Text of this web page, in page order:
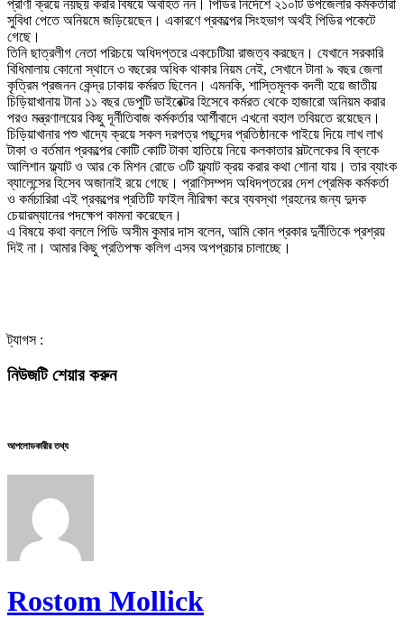
প্রাণী ক্রয়ে নয়ছয় করার বিষয়ে অবহিত নন। পিডির নির্দেশে ২১০টি উপজেলার কর্মকর্তারা
সুবিধা পেতে অনিয়মে জড়িয়েছেন। একারণে প্রকল্পের সিংহভাগ অর্থই পিডির পকেটে
গেছে।
তিনি ছাত্রলীগ নেতা পরিচয়ে অধিদপ্তরে একচেটিয়া রাজত্ব করছেন। যেখানে সরকারি
বিধিমালায় কোনো স্থানে ৩ বছরের অধিক থাকার নিয়ম নেই, সেখানে টানা ৯ বছর জেলা
কৃত্রিম প্রজনন কেন্দ্র ঢাকায় কর্মরত ছিলেন। এমনকি, শাস্তিমূলক বদলী হয়ে জাতীয়
চিড়িয়াখানায় টানা ১১ বছর ডেপুটি ডাইরেক্টর হিসেবে কর্মরত থেকে হাজারো অনিয়ম করার
পরও মন্ত্রণালয়ের কিছু দূর্নীতিবাজ কর্মকর্তার আর্শীবাদে এখনো বহাল তবিয়তে রয়েছেন।
চিড়িয়াখানার পশু খাদ্যে ক্রয়ে সকল দরপত্র পছন্দের প্রতিষ্ঠানকে পাইয়ে দিয়ে লাখ লাখ
টাকা ও বর্তমান প্রকল্পের কোটি কোটি টাকা হাতিয়ে নিয়ে কলকাতার সল্টলেকের বি ব্লকে
আলিশান ফ্ল্যাট ও আর কে মিশন রোডে ৩টি ফ্ল্যাট ক্রয় করার কথা শোনা যায়। তার ব্যাংক
ব্যালেন্সের হিসেব অজানাই রয়ে গেছে। প্রাণিসম্পদ অধিদপ্তরের দেশ প্রেমিক কর্মকর্তা
ও কর্মচারিরা এই প্রকল্পের প্রতিটি ফাইল নীরিক্ষা করে ব্যবস্থা গ্রহনের জন্য দুদক
চেয়ারম্যানের পদক্ষেপ কামনা করেছেন।
এ বিষয়ে কথা বললে পিডি অসীম কুমার দাস বলেন, আমি কোন প্রকার দুর্নীতিকে প্রশ্রয়
দিই না। আমার কিছু প্রতিপক্ষ কলিগ এসব অপপ্রচার চালাচ্ছে।
ট্যাগস :
নিউজটি শেয়ার করুন
আপলোডকারীর তথ্য
Rostom Mollick